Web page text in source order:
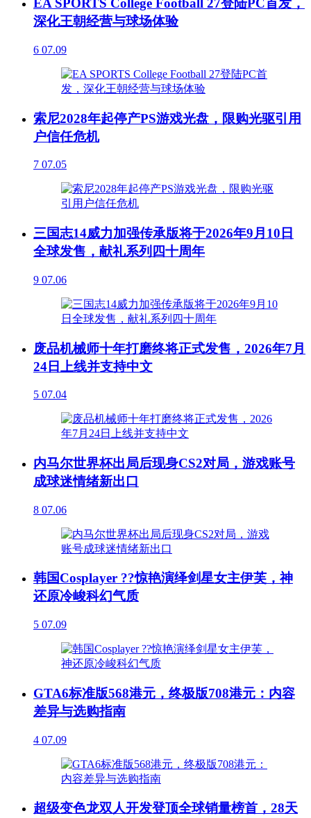
EA SPORTS College Football 27登陆PC首发，
深化王朝经营与球场体验
6 07.09
索尼2028年起停产PS游戏光盘，限购光驱引用
户信任危机
7 07.05
三国志14威力加强传承版将于2026年9月10日
全球发售，献礼系列四十周年
9 07.06
废品机械师十年打磨终将正式发售，2026年7月
24日上线并支持中文
5 07.04
内马尔世界杯出局后现身CS2对局，游戏账号
成球迷情绪新出口
8 07.06
韩国Cosplayer ??惊艳演绎剑星女主伊芙，神
还原冷峻科幻气质
5 07.09
GTA6标准版568港元，终极版708港元：内容
差异与选购指南
4 07.09
超级变色龙双人开发登顶全球销量榜首，28天